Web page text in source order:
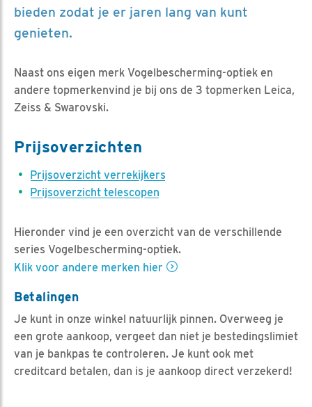
bieden zodat je er jaren lang van kunt
genieten.
Naast ons eigen merk Vogelbescherming-optiek en
andere topmerkenvind je bij ons de 3 topmerken Leica,
Zeiss & Swarovski.
Prijsoverzichten
Prijsoverzicht verrekijkers
Prijsoverzicht telescopen
Hieronder vind je een overzicht van de verschillende
series Vogelbescherming-optiek.
Klik voor andere merken hier
Betalingen
Je kunt in onze winkel natuurlijk pinnen. Overweeg je
een grote aankoop, vergeet dan niet je bestedingslimiet
van je bankpas te controleren. Je kunt ook met
creditcard betalen, dan is je aankoop direct verzekerd!